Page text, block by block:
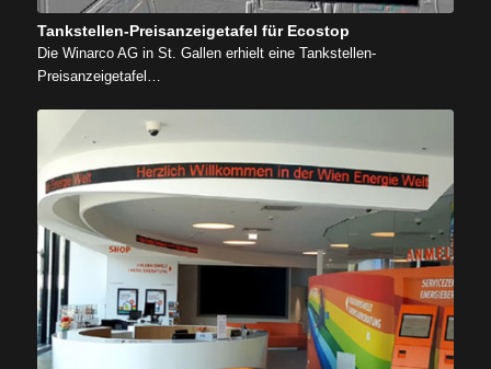
Tankstellen-Preisanzeigetafel für Ecostop
Die Winarco AG in St. Gallen erhielt eine Tankstellen-
Preisanzeigetafel…